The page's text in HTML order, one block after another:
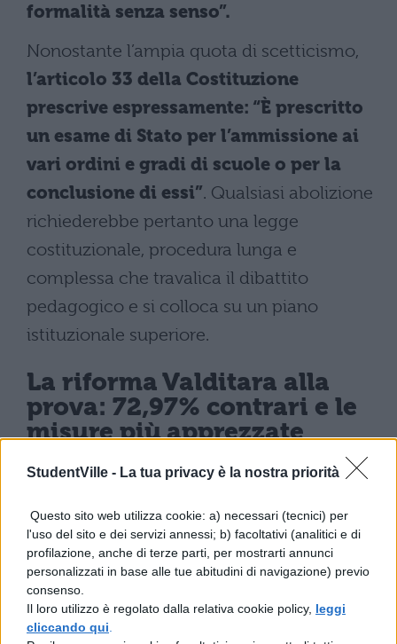
StudentVille - La tua privacy è la nostra priorità
Questo sito web utilizza cookie: a) necessari (tecnici) per
l'uso del sito e dei servizi annessi; b) facoltativi (analitici e di
profilazione, anche di terze parti, per mostrarti annunci
personalizzati in base alle tue abitudini di navigazione) previo
consenso.
Il loro utilizzo è regolato dalla relativa cookie policy, leggi
cliccando qui
formalità senza senso”.
Nonostante l’ampia quota di scetticismo,
l’articolo 33 della Costituzione
prescrive espressamente: “È prescritto
un esame di Stato per l’ammissione ai
vari ordini e gradi di scuole o per la
conclusione di essi”. Qualsiasi abolizione
richiederebbe pertanto una legge
costituzionale, procedura lunga e
complessa che travalica il dibattito
pedagogico e si colloca su un piano
istituzionale superiore.
La riforma Valditara alla
prova: 72,97% contrari e le
misure più apprezzate
Il giudizio sulla riforma è netto:297
docenti su 407 (il 72,97%, sette su dieci)
bocciano le modifiche introdotte dal
ministro Valditara. La novità normativa è
contenuta nel
settembre, denominato
DL Maturità,